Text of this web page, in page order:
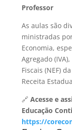
Professor
As aulas são
ministradas
Economia,
Agregado
Fiscais (NEF)
Receita
🔗 Acesse e
Educação
https://